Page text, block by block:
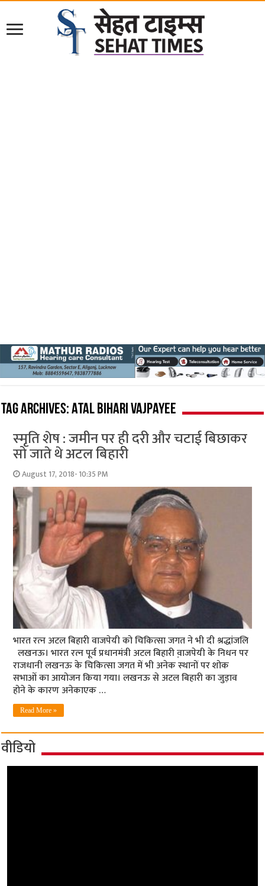
Tag Archives:Atal Bihari Vajpayee
स्‍मृति शेष : जमीन पर ही दरी और चटाई बिछाकर
सो जाते थे अटल बिहारी
August 17, 2018- 10:35 PM
भारत रत्‍न अटल बिहारी वाजपेयी को चिकित्‍सा जगत ने भी दी श्रद्धांजलि
लखनऊ। भारत रत्‍न पूर्व प्रधानमंत्री अटल बिहारी व़ाजपेयी के निधन पर
राजधानी लखनऊ के चिकित्‍सा जगत में भी अनेक स्‍थानों पर शोक
सभाओं का आयोजन किया गया। लखनऊ से अटल बिहारी का जुड़ाव
होने के कारण अनेकाएक …
Read More »
वीडियो